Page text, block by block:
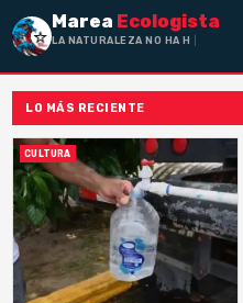
Marea Ecologista
LA NATURALEZA NO HA HECHO ESC
LO MÁS RECIENTE
CULTURA